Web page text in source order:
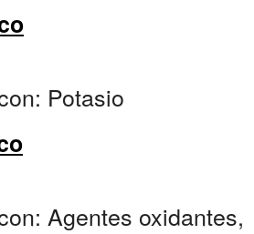
Potasio
Agentes oxidantes,